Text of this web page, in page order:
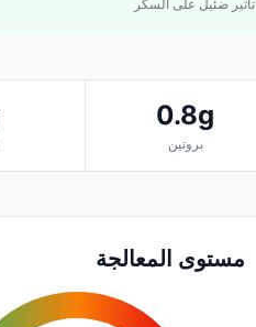
تأثير ضئيل على السكر
0.8g
بروتين
مستوى المعالجة